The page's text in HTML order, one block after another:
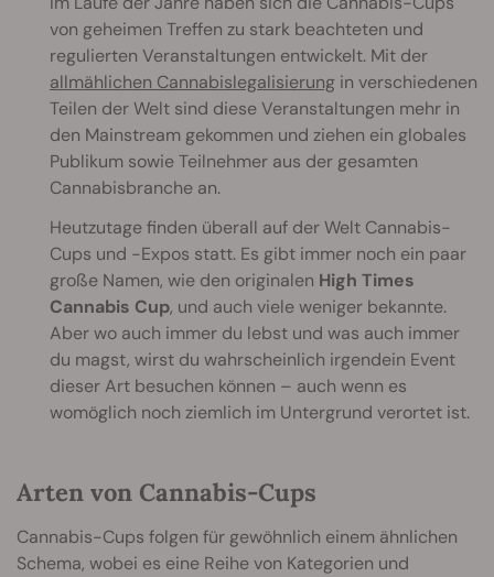
von geheimen Treffen zu stark beachteten und
regulierten Veranstaltungen entwickelt. Mit der
allmählichen Cannabislegalisierung in verschiedenen
Teilen der Welt sind diese Veranstaltungen mehr in
den Mainstream gekommen und ziehen ein globales
Publikum sowie Teilnehmer aus der gesamten
Cannabisbranche an.
Heutzutage finden überall auf der Welt Cannabis-
Cups und -Expos statt. Es gibt immer noch ein paar
große Namen, wie den originalen High Times
Cannabis Cup, und auch viele weniger bekannte.
Aber wo auch immer du lebst und was auch immer
du magst, wirst du wahrscheinlich irgendein Event
dieser Art besuchen können – auch wenn es
womöglich noch ziemlich im Untergrund verortet ist.
Arten von Cannabis-Cups
Cannabis-Cups folgen für gewöhnlich einem ähnlichen
Schema, wobei es eine Reihe von Kategorien und